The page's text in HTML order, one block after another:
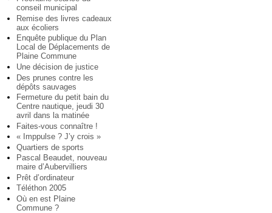
conseil municipal
Remise des livres cadeaux
aux écoliers
Enquête publique du Plan
Local de Déplacements de
Plaine Commune
Une décision de justice
Des prunes contre les
dépôts sauvages
Fermeture du petit bain du
Centre nautique, jeudi 30
avril dans la matinée
Faites-vous connaître !
« Imppulse ? J’y crois »
Quartiers de sports
Pascal Beaudet, nouveau
maire d’Aubervilliers
Prêt d’ordinateur
Téléthon 2005
Où en est Plaine
Commune ?